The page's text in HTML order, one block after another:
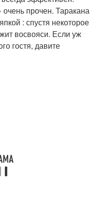
прочен. Таракана
: спустя некоторое
восвояси. Если уж
гостя, давите